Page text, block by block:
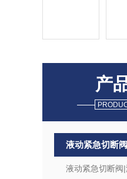
产
液动紧急切断阀
液动紧急切断阀